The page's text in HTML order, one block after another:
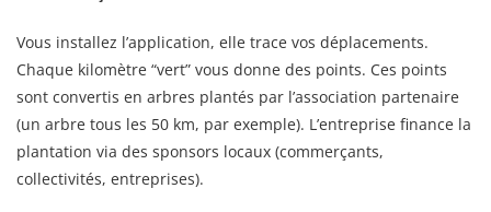
Vous installez l’application, elle trace vos déplacements.
Chaque kilomètre “vert” vous donne des points. Ces points
sont convertis en arbres plantés par l’association partenaire
(un arbre tous les 50 km, par exemple). L’entreprise finance la
plantation via des sponsors locaux (commerçants,
collectivités, entreprises).